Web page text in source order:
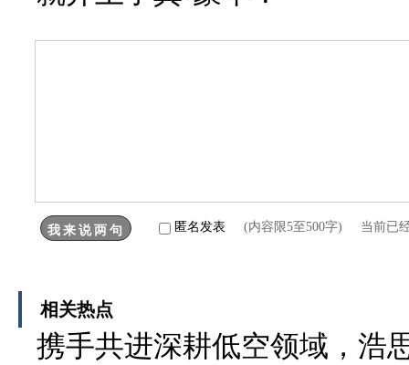
匿名发表 (内容限5至500字) 当前已
相关热点
携手共进深耕低空领域，浩